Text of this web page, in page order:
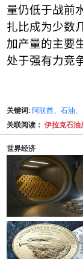
量仍低于战前
扎比成为少数
加产量的主要
处于强有力竞
关键词: 阿联酋、石油
关联阅读： 伊拉克石油
世界经济